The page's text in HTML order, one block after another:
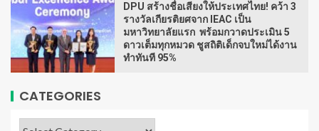
DPU สร้างชื่อเสียงให้ประเทศไทย! คว้า 3
รางวัลเกียรติยศจาก IEAC เป็น
มหาวิทยาลัยแรก พร้อมกวาดประเมิน 5
ดาวเต็มทุกหมวด ชูสถิติเด็กจบใหม่ได้งาน
ทำทันที 95%
CATEGORIES